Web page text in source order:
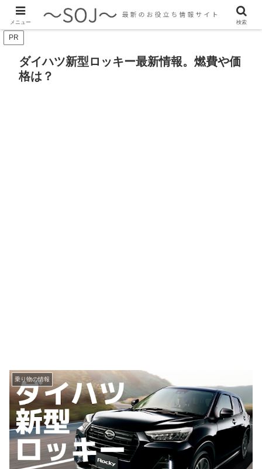
最新のトレンド情報、生活に役立つ情報をご紹介します
PR
ダイハツ新型ロッキー最新情報。燃費や価
格は？
乗り物の情報
メニュー 検索